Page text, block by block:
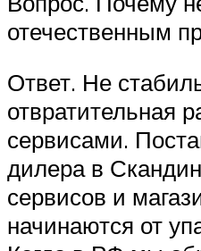
отечественным
Ответ. Не
отвратительная
сервисами.
дилера в
сервисов и
начинаются от